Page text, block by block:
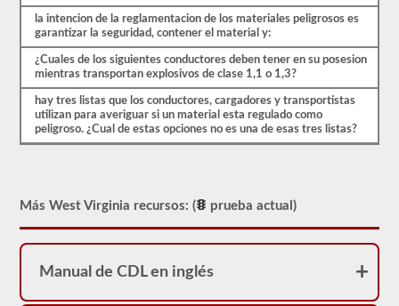
HazMat.
prueba
desde
1999
para
aprobar
aprobación
HazMat.
la intencion de la reglamentacion de los materiales peligrosos es
garantizar la seguridad, contener el material y:
¿Cuales de los siguientes conductores deben tener en su posesion
mientras transportan explosivos de clase 1,1 o 1,3?
hay tres listas que los conductores, cargadores y transportistas
utilizan para averiguar si un material esta regulado como
peligroso. ¿Cual de estas opciones no es una de esas tres listas?
Más West Virginia recursos: ( prueba actual)
Manual de CDL en inglés